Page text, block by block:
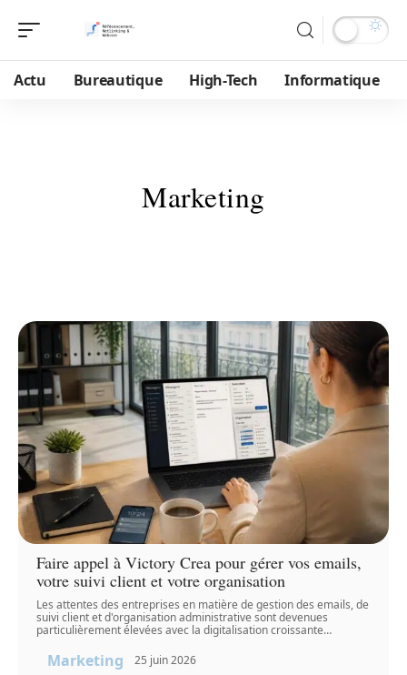
Actu Bureautique High-Tech Informatique
Marketing
Faire appel à Victory Crea pour gérer vos emails,
votre suivi client et votre organisation
Les attentes des entreprises en matière de gestion des emails, de
suivi client et d'organisation administrative sont devenues
particulièrement élevées avec la digitalisation croissante…
Marketing 25 juin 2026